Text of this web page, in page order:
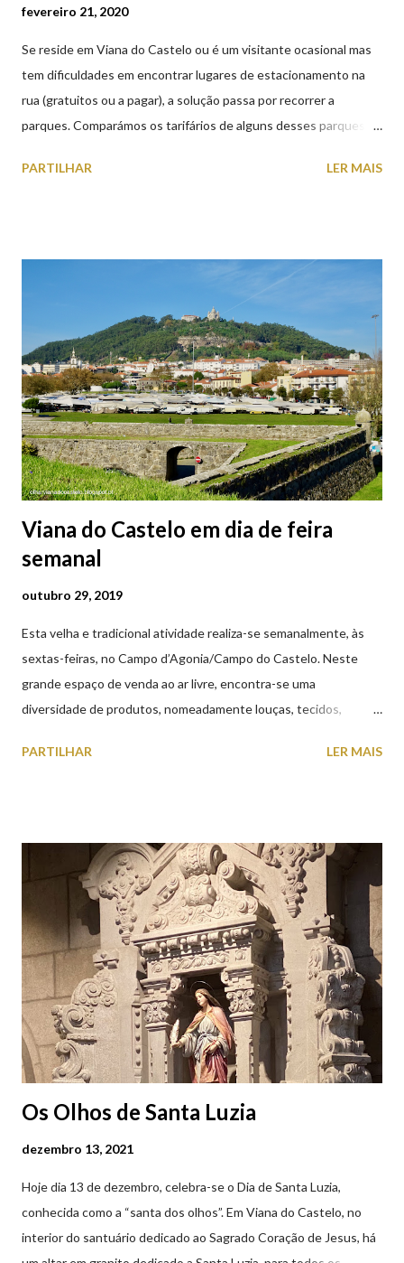
fevereiro 21, 2020
Se reside em Viana do Castelo ou é um visitante ocasional mas
tem dificuldades em encontrar lugares de estacionamento na
rua (gratuitos ou a pagar), a solução passa por recorrer a
parques. Comparámos os tarifários de alguns desses parques de
subterrâneos) perto do centro da cidade (entenda-se por
subterrâneos. O Parque da Estação Viana Shopping é grátis de
2ª a 5ª feira a partir das 20:00 (DIAS ÚTEIS)
PARTILHAR LER MAIS
Viana do Castelo em dia de feira
semanal
outubro 29, 2019
Esta velha e tradicional atividade realiza-se semanalmente, às
sextas-feiras, no Campo d’Agonia/Campo do Castelo. Neste
grande espaço de venda ao ar livre, encontra-se uma
diversidade de produtos, nomeadamente louças, tecidos,
cobres entre muitos outros. Horário de funcionamento | Verão
(2019.10.25) Feira Semanal em Viana do Castelo (2019.10.25)
Feira Semanal em Viana do Castelo (2019.10.25) Feira Semanal
em Viana do Castelo (2019.10.25) Feira Semanal em Viana do
Castelo (2019.10.25) Feira Semanal em Viana do Castelo
(2019.10.25)
PARTILHAR LER MAIS
Os Olhos de Santa Luzia
dezembro 13, 2021
Hoje dia 13 de dezembro, celebra-se o Dia de Santa Luzia,
conhecida como a “santa dos olhos”. Em Viana do Castelo, no
interior do santuário dedicado ao Sagrado Coração de Jesus, há